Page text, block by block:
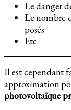
Le danger
Le nombre
posés
Etc
Il est cependant
approximation
photovoltaïque